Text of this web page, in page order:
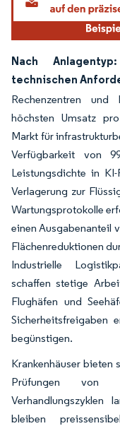
Nach
technischen
Rechenzentren und
höchsten Umsatz
Markt für
Verfügbarkeit von
Leistungsdichte in
Verlagerung zur
Wartungsprotokolle
einen Ausgabenanteil
Flächenreduktionen
Industrielle
schaffen stetige
Flughäfen und
Sicherheitsfreigaben
begünstigen.
Krankenhäuser bieten
Prüfungen von
Verhandlungszyklen
bleiben